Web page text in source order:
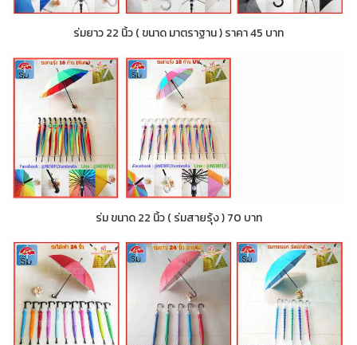
ร่มยาว 22 นิ้ว ( ขนาด มาตราฐาน ) ราคา 45 บาท
ร่ม ขนาด 22 นิ้ว ( ร่มสายรุ้ง ) 70 บาท